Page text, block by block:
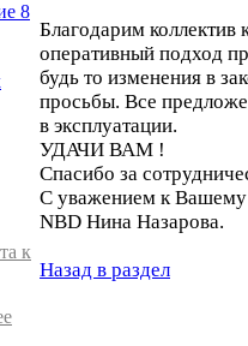
8
к
Благодарим
оперативный подход
будь то изменения в
просьбы. Все
в эксплуатации.
УДАЧИ ВАМ !
Спасибо за
С уважением к Вашему
NBD Нина Назарова.
Назад в раздел